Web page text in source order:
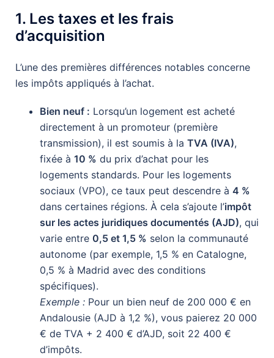
1. Les taxes et les frais
d’acquisition
L’une des premières différences notables concerne
les impôts appliqués à l’achat.
Bien neuf : Lorsqu’un logement est acheté
directement à un promoteur (première
transmission), il est soumis à la TVA (IVA),
fixée à 10 % du prix d’achat pour les
logements standards. Pour les logements
sociaux (VPO), ce taux peut descendre à 4 %
dans certaines régions. À cela s’ajoute l’impôt
sur les actes juridiques documentés (AJD), qui
varie entre 0,5 et 1,5 % selon la communauté
autonome (par exemple, 1,5 % en Catalogne,
0,5 % à Madrid avec des conditions
spécifiques).
Exemple : Pour un bien neuf de 200 000 € en
Andalousie (AJD à 1,2 %), vous paierez 20 000
€ de TVA + 2 400 € d’AJD, soit 22 400 €
d’impôts.